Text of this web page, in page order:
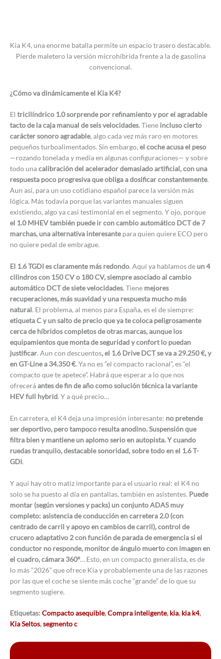
Kia K4, una enorme batalla permite un espacio trasero destacable.
Pierde maletero la versión microhíbrida frente a la de gasolina
convencional.
¿Cómo va dinámicamente el Kia K4?
El tricilíndrico 1.0 sorprende por refinamiento y por el agradable
tacto de la caja manual de seis velocidades. Tiene incluso cierto
carácter sonoro agradable, algo cada vez más raro en motores
pequeños turboalimentados. Sin embargo, el coche acusa el peso
—rozando tonelada y media en algunas configuraciones— y sobre
todo unacalibración del acelerador demasiado artificial, con una
respuesta poco progresiva que obliga a dosificar constantemente.
Aun así, para un uso cotidiano español parece la versión más
lógica. Más todavía porque las variantes manuales siguen
existiendo, algo ya casi testimonial en el segmento. Y ojo, porque
el 1.0 MHEV también puede ir con cambio automático DCT de 7
marchas, una alternativa interesantepara quien quiere ECO pero
no quiere pedal de embrague.
El 1.6 TGDI es claramente más redondo. Aquí ya hablamos de un 4
cilindros con 150 CV o 180 CV, siempre asociado al cambio
automático DCT de siete velocidades. Tiene mejores
recuperaciones, más suavidad y una respuesta mucho más
natural. El problema, al menos para España, es el de siempre:
etiqueta C y un salto de precio que ya te coloca peligrosamente
cerca de híbridos completos de otras marcas, aunque los
equipamientos que monta de seguridad y confort lo puedan
justificar. Aun con descuentos, el 1.6 Drive DCT se va a 29.250 €, y
en GT-Line a 34.350 €. Ya no es “el compacto racional”, es “el
compacto que te apetece”. Habrá que esperar a lo que nos
ofreceráantes de fin de año como solución técnica la variante
HEV full hybrid. Y a qué precio…
En carretera, el K4 deja una impresión interesante: no pretende
ser deportivo, pero tampoco resulta anodino. Suspensión que
filtra bien y mantiene un aplomo serio en autopista. Y cuando
ruedas tranquilo, destacable sonoridad, sobre todo en el 1.6 T-
GDi.
Y aquí hay otro matiz importante para el usuario real: el K4 no
solo se ha puesto al día en pantallas, también en asistentes. Puede
montar (según versiones y packs) un conjunto ADAS muy
completo: asistencia de conducción en carretera 2.0 (con
centrado de carril y apoyo en cambios de carril), control de
crucero adaptativo 2 con función de parada de emergencia si el
conductor no responde, monitor de ángulo muerto con imagen en
el cuadro, cámara 360º… Esto, en un compacto generalista, es de
lo más “2026” que ofrece Kia y probablemente una de las razones
por las que el coche se siente más coche “grande” de lo que su
segmento sugiere.
Etiquetas: Compacto asequible,Compra inteligente, kia, kia k4,
Kia Seltos,segmento c